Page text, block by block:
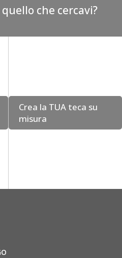
che cercavi?
Crea la TUA teca su
misura